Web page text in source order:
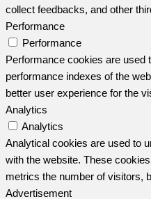
collect feedbacks, and other
Performance
Performance
Performance cookies are used
performance indexes of the
better user experience for the
Analytics
Analytics
Analytical cookies are used to
with the website. These
metrics the number of visitors,
Advertisement